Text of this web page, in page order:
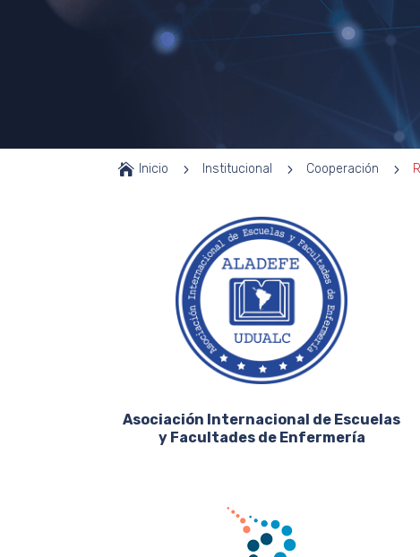
 Inicio 5 Institucional 5 Cooperación 5
Asociación Internacional de Escuelas
y Facultades de Enfermería